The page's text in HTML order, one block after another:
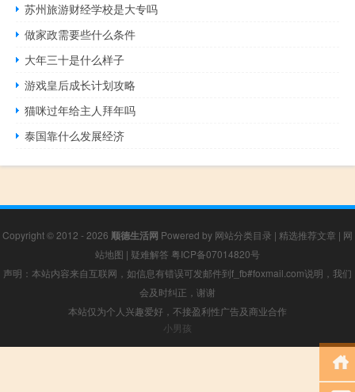
苏州旅游财经学校是大专吗
做家政需要些什么条件
大年三十是什么样子
游戏皇后成长计划攻略
猫咪过年给主人拜年吗
泰国靠什么发展经济
Copyright © 2012 - 2026 顺德生活网 Powered by 网站分类目录 | 精选推荐文章 | 网
站地图 | 疑难解答 粤ICP备07014820号
声明：本站内容来自互联网，如信息有错误可发邮件到f_fb#foxmail.com说明，我们
会及时纠正，谢谢
本站仅为个人兴趣爱好，不接盈利性广告及商业合作
小男孩